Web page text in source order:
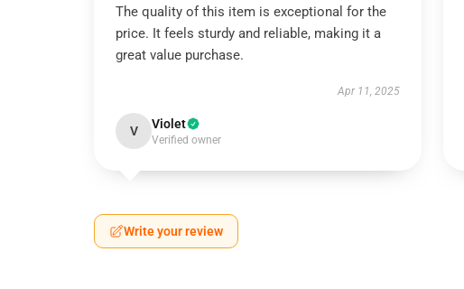
The quality of this item is exceptional for the
price. It feels sturdy and reliable, making it a
great value purchase.
Apr 11, 2025
V Violet
Verified owner
Write your review